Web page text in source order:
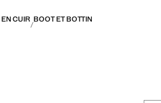
CUIR BOOT ET BOTTIN